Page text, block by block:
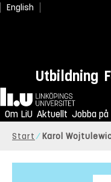
English
Utbildning
Hem
Om LiU Aktuellt Jobba på
Start Karol